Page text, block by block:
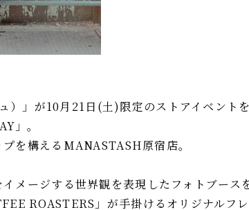
）」が10月21日(土)限定のストアイベントを
」。
を構えるMANASTASH原宿店。
メージする世界観を表現したフォトブース
ROASTERS」が手掛けるオリジナルフ